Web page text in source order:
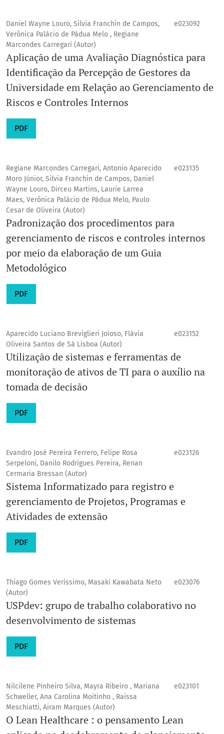
Daniel Wayne Louro, Silvia Franchin de Campos,
Verônica Palácio de Pádua Melo , Regiane
Marcondes Carregari (Autor)
e023092
Aplicação de uma Avaliação Diagnóstica para
Identificação da Percepção de Gestores da
Universidade em Relação ao Gerenciamento de
Riscos e Controles Internos
PDF
Regiane Marcondes Carregari, Antonio Aparecido
Moro Júnior, Silvia Franchin de Campos, Daniel
Wayne Louro, Dirceu Martins, Laurie Larrea
Maes, Verônica Palácio de Pádua Melo, Paulo
Cesar de Oliveira (Autor)
e023135
Padronização dos procedimentos para
gerenciamento de riscos e controles internos
por meio da elaboração de um Guia
Metodológico
PDF
Aparecido Luciano Breviglieri Joioso, Flávia
Oliveira Santos de Sá Lisboa (Autor)
e023152
Utilização de sistemas e ferramentas de
monitoração de ativos de TI para o auxílio na
tomada de decisão
PDF
Evandro José Pereira Ferrero, Felipe Rosa
Serpeloni, Danilo Rodrigues Pereira, Renan
Cermaria Bressan (Autor)
e023126
Sistema Informatizado para registro e
gerenciamento de Projetos, Programas e
Atividades de extensão
PDF
Thiago Gomes Verissimo, Masaki Kawabata Neto
(Autor)
e023076
USPdev: grupo de trabalho colaborativo no
desenvolvimento de sistemas
PDF
Nilcilene Pinheiro Silva, Mayra Ribeiro , Mariana
Schweller, Ana Carolina Moitinho , Raissa
Meschiatti, Airam Marques (Autor)
e023101
O Lean Healthcare : o pensamento Lean